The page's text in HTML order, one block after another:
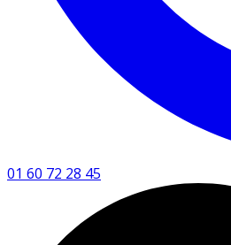
01 60 72 28 45